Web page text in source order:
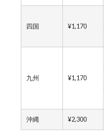
四国 ¥1,170
九州 ¥1,170
沖縄 ¥2,300